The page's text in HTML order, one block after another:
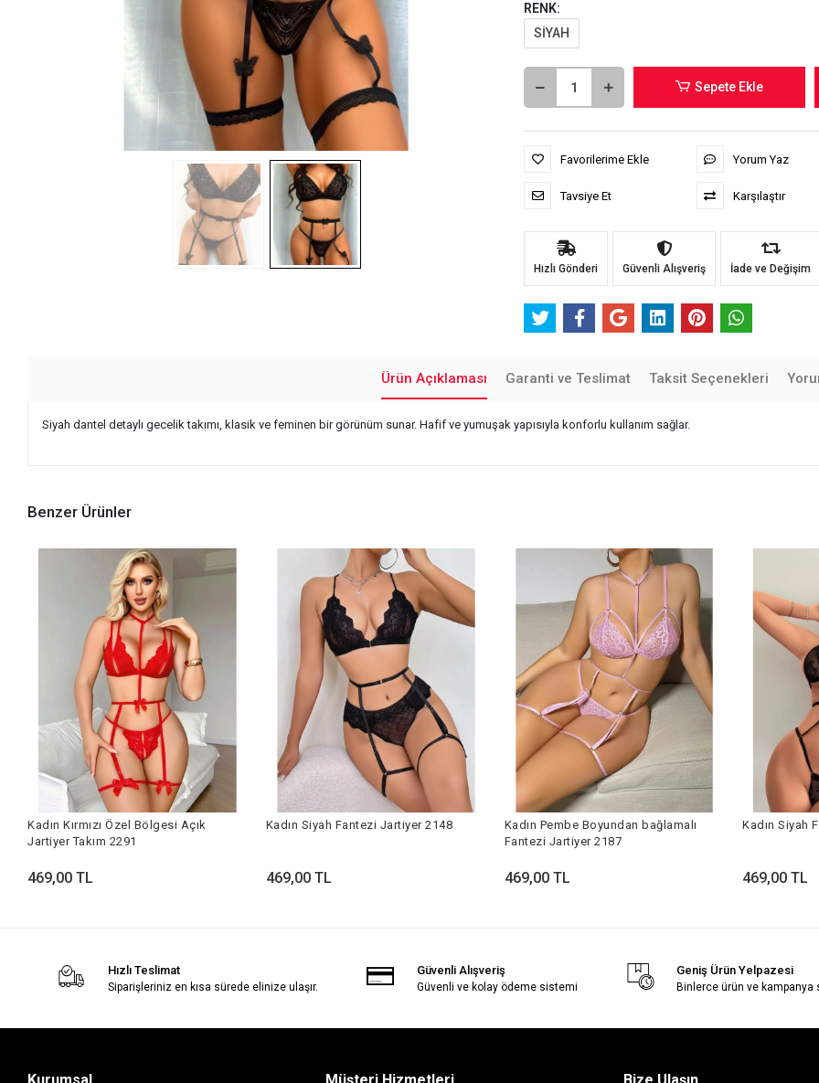
RENK:
SİYAH
Sepete Ekle
Favorilerime Ekle
Tavsiye Et
Yorum Yaz
Karşılaştır
Hızlı Gönderi Güvenli Alışveriş İade ve Değişim
Ürün Açıklaması Garanti ve Teslimat Taksit Seçenekleri
Siyah dantel detaylı gecelik takımı, klasik ve feminen bir görünüm sunar. Hafif ve yumuşak yapısıyla konforlu kullanım sağlar.
Benzer Ürünler
Kadın Kırmızı Özel Bölgesi Açık
Jartiyer Takım 2291
469,00 TL
Kadın Siyah Fantezi Jartiyer 2148
469,00 TL
Kadın Pembe Boyundan bağlamalı
Fantezi Jartiyer 2187
469,00 TL
Kadın Siyah
469,00 TL
Hızlı Teslimat
Siparişleriniz en kısa sürede elinize ulaşır.
Güvenli Alışveriş
Güvenli ve kolay ödeme sistemi
Geniş Ürün Yelpazesi
Binlerce ürün ve kampanya